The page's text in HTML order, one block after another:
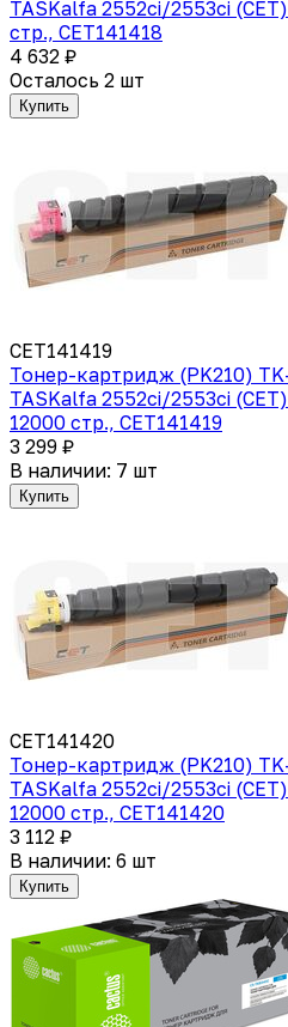
TASKalfa 2552ci/2553ci
стр., CET141418
4 632 ₽
Осталось 2 шт
Купить
CET141419
Тонер-картридж (PK210)
TASKalfa 2552ci/2553ci
12000 стр., CET141419
3 299 ₽
В наличии: 7 шт
Купить
CET141420
Тонер-картридж (PK210)
TASKalfa 2552ci/2553ci
12000 стр., CET141420
3 112 ₽
В наличии: 6 шт
Купить